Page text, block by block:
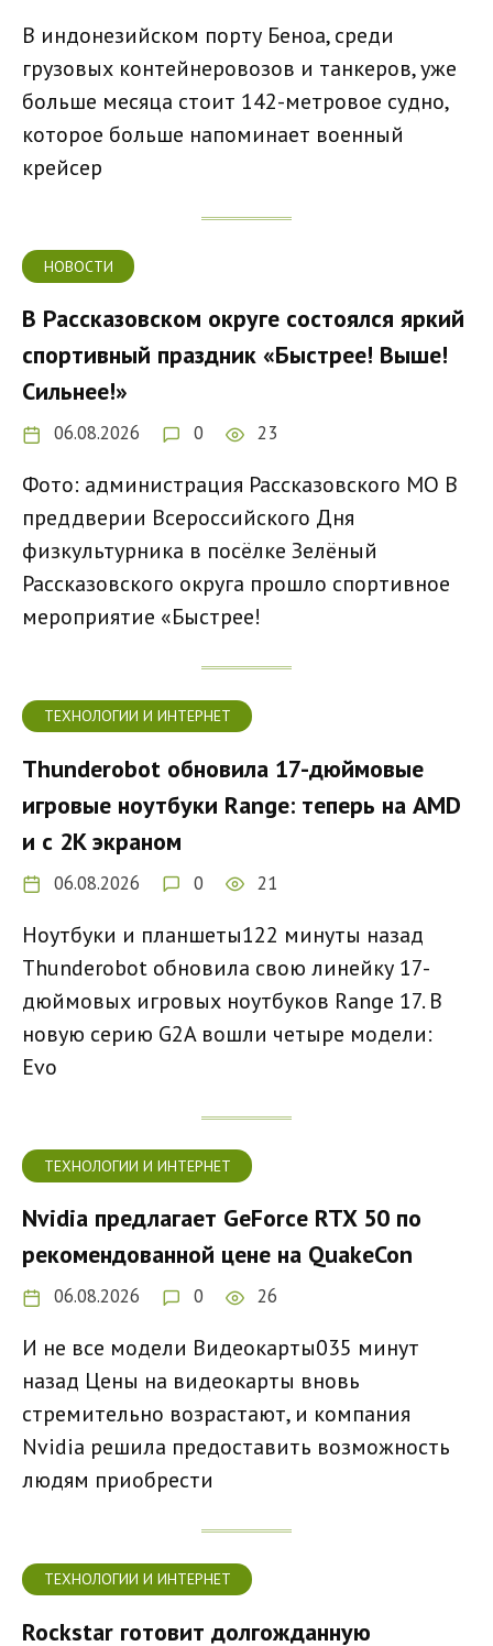
В индонезийском порту Беноа, среди
грузовых контейнеровозов и танкеров, уже
больше месяца стоит 142-метровое судно,
которое больше напоминает военный
крейсер
НОВОСТИ
В Рассказовском округе состоялся яркий
спортивный праздник «Быстрее! Выше!
Сильнее!»
06.08.2026 0 23
Фото: администрация Рассказовского МО В
преддверии Всероссийского Дня
физкультурника в посёлке Зелёный
Рассказовского округа прошло спортивное
мероприятие «Быстрее!
ТЕХНОЛОГИИ И ИНТЕРНЕТ
Thunderobot обновила 17-дюймовые
игровые ноутбуки Range: теперь на AMD
и с 2K экраном
06.08.2026 0 21
Ноутбуки и планшеты122 минуты назад
Thunderobot обновила свою линейку 17-
дюймовых игровых ноутбуков Range 17. В
новую серию G2A вошли четыре модели:
Evo
ТЕХНОЛОГИИ И ИНТЕРНЕТ
Nvidia предлагает GeForce RTX 50 по
рекомендованной цене на QuakeCon
06.08.2026 0 26
И не все модели Видеокарты035 минут
назад Цены на видеокарты вновь
стремительно возрастают, и компания
Nvidia решила предоставить возможность
людям приобрести
ТЕХНОЛОГИИ И ИНТЕРНЕТ
Rockstar готовит долгожданную